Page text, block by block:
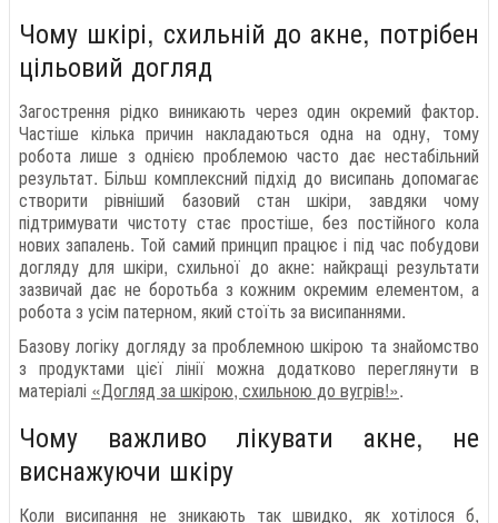
Чому шкірі, схильній до акне, потрібен
цільовий догляд
Загострення рідко виникають через один окремий фактор.
Частіше кілька причин накладаються одна на одну, тому
робота лише з однією проблемою часто дає нестабільний
результат. Більш комплексний підхід до висипань допомагає
створити рівніший базовий стан шкіри, завдяки чому
підтримувати чистоту стає простіше, без постійного кола
нових запалень. Той самий принцип працює і під час побудови
догляду для шкіри, схильної до акне: найкращі результати
зазвичай дає не боротьба з кожним окремим елементом, а
робота з усім патерном, який стоїть за висипаннями.
Базову логіку догляду за проблемною шкірою та знайомство
з продуктами цієї лінії можна додатково переглянути в
матеріалі «Догляд за шкірою, схильною до вугрів!».
Чому важливо лікувати акне, не
виснажуючи шкіру
Коли висипання не зникають так швидко, як хотілося б,